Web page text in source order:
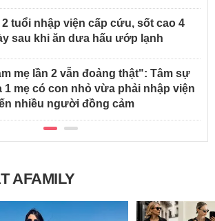
2 tuổi nhập viện cấp cứu, sốt cao 4
sau khi ăn dưa hấu ướp lạnh
mẹ lần 2 vẫn đoảng thật": Tâm sự
1 mẹ có con nhỏ vừa phải nhập viện
nhiều người đồng cảm
AFAMILY